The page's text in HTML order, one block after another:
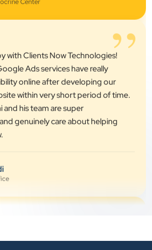
”
with Clients Now Technologies!
online after developing our
within very short period of time.
and his team are super
genuinely care about helping
”
company’s SEO services have